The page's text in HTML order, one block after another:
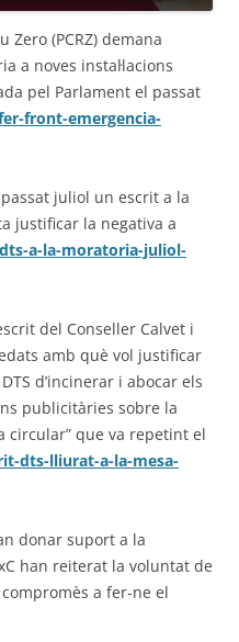
Zero (PCRZ) demana
a noves instal·lacions
pel Parlament el passat
front-emergencia-
juliol un escrit a la
justificar la negativa a
a-la-moratoria-juliol-
del Conseller Calvet i
amb què vol justificar
d’incinerar i abocar els
publicitàries sobre la
circular” que va repetint el
dts-lliurat-a-la-mesa-
donar suport a la
han reiterat la voluntat de
a fer-ne el